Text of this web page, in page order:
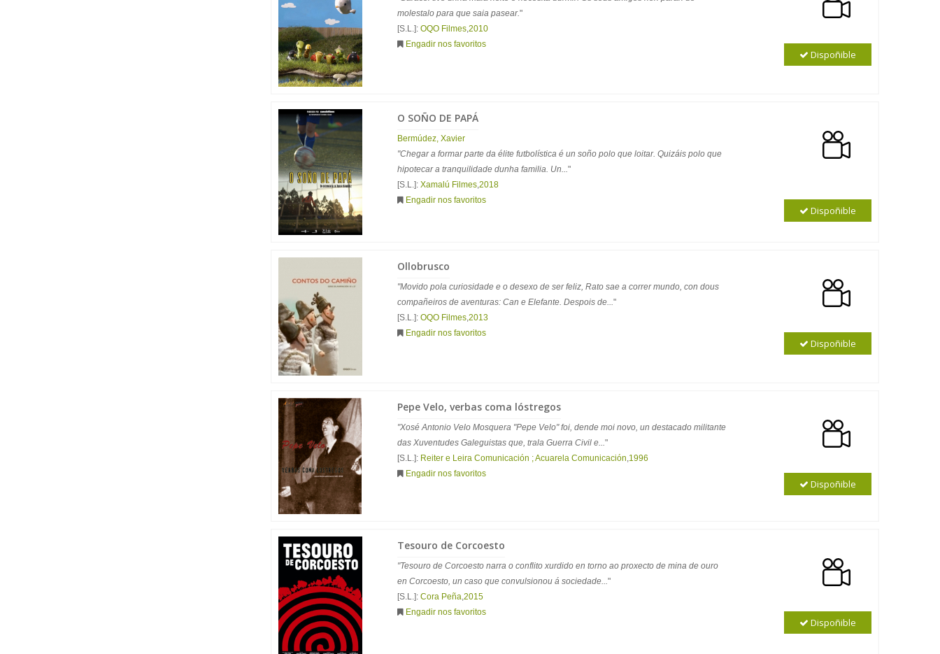
molestalo para que saia pasear."
[S.L.]: OQO Filmes,2010
Engadir nos favoritos
Dispoñible
O SOÑO DE PAPÁ
Bermúdez, Xavier
"Chegar a formar parte da élite futbolística é un soño polo que loitar. Quizáis polo que
hipotecar a tranquilidade dunha familia. Un..."
[S.L.]: Xamalú Filmes,2018
Engadir nos favoritos
Dispoñible
Ollobrusco
"Movido pola curiosidade e o desexo de ser feliz, Rato sae a correr mundo, con dous
compañeiros de aventuras: Can e Elefante. Despois de..."
[S.L.]: OQO Filmes,2013
Engadir nos favoritos
Dispoñible
Pepe Velo, verbas coma lóstregos
"Xosé Antonio Velo Mosquera "Pepe Velo" foi, dende moi novo, un destacado militante
das Xuventudes Galeguistas que, trala Guerra Civil e..."
[S.L.]: Reiter e Leira Comunicación ; Acuarela Comunicación,1996
Engadir nos favoritos
Dispoñible
Tesouro de Corcoesto
"Tesouro de Corcoesto narra o conflito xurdido en torno ao proxecto de mina de ouro
en Corcoesto, un caso que convulsionou á sociedade..."
[S.L.]: Cora Peña,2015
Engadir nos favoritos
Dispoñible